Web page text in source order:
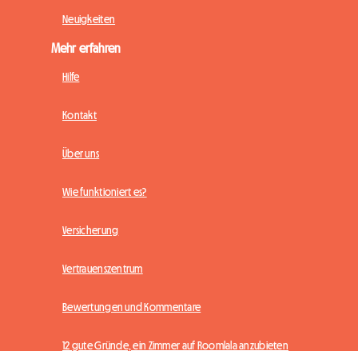
Neuigkeiten
Mehr erfahren
Hilfe
Kontakt
Über uns
Wie funktioniert es?
Versicherung
Vertrauenszentrum
Bewertungen und Kommentare
12 gute Gründe, ein Zimmer auf Roomlala anzubieten